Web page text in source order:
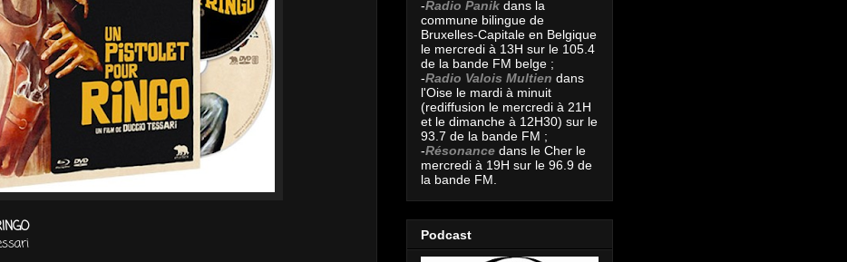
-Radio Panik dans la
commune bilingue de
Bruxelles-Capitale en Belgique
le mercredi à 13H sur le 105.4
de la bande FM belge ;
-Radio Valois Multien dans
l'Oise le mardi à minuit
(rediffusion le mercredi à 21H
et le dimanche à 12H30) sur le
93.7 de la bande FM ;
-Résonance dans le Cher le
mercredi à 19H sur le 96.9 de
la bande FM.
Podcast